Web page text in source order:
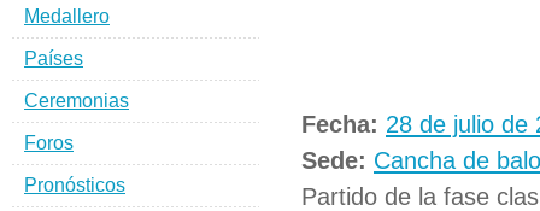
Fecha: 28 de julio de
Sede: Cancha de
Partido de la fase
Medallero
Países
Ceremonias
Foros
Pronósticos